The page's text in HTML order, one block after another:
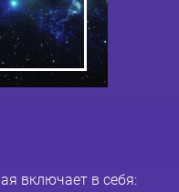
включает в себя: